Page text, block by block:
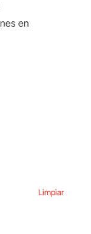
en
Limpiar